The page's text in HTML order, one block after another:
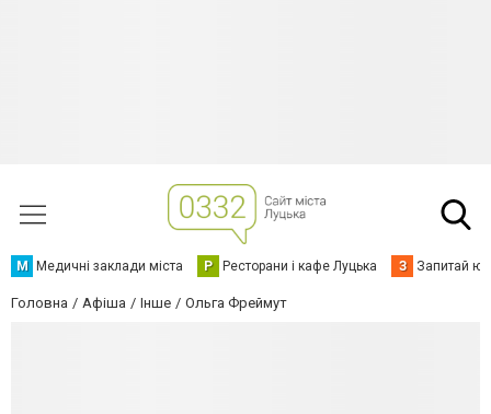
М Медичні заклади міста Р Ресторани і кафе Луцька З Запитай
Головна Афіша Інше Ольга Фреймут